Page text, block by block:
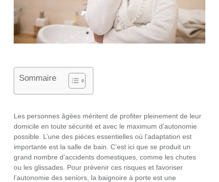
Sommaire
Les personnes âgées méritent de profiter pleinement de leur
domicile en toute sécurité et avec le maximum d’autonomie
possible. L’une des pièces essentielles où l’adaptation est
importante est la salle de bain. C’est ici que se produit un
grand nombre d’accidents domestiques, comme les chutes
ou les glissades. Pour prévenir ces risques et favoriser
l’autonomie des seniors, la baignoire à porte est une